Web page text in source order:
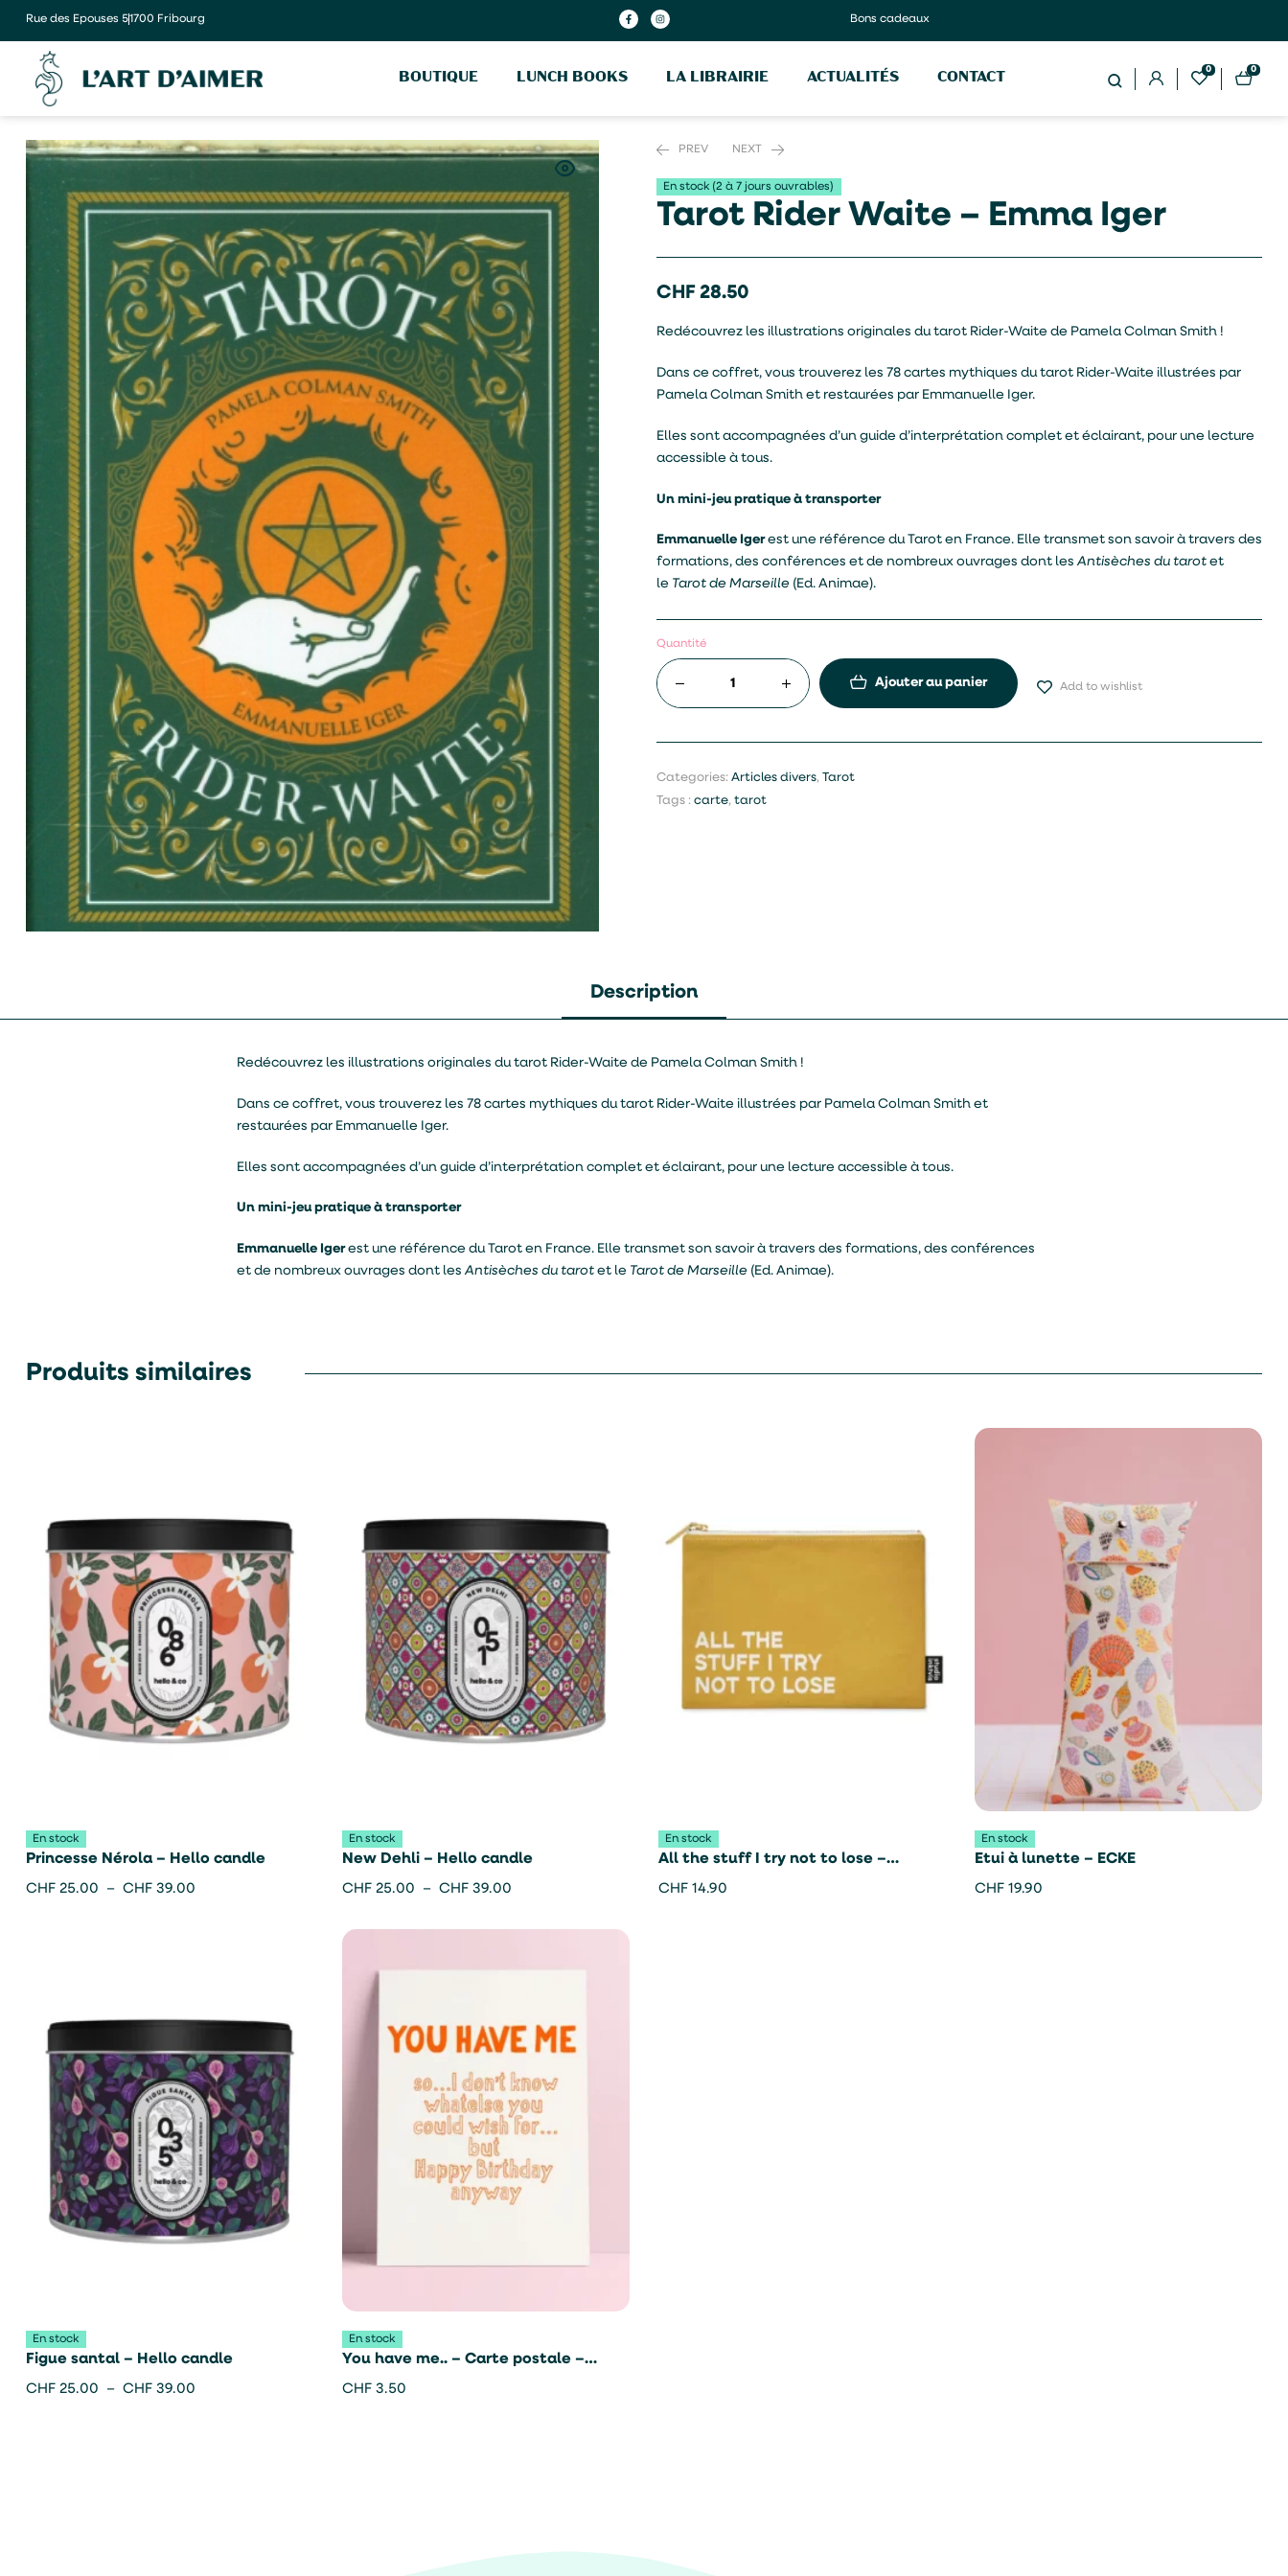
Rue des Epouses 51700 Fribourg Bons cadeaux
BOUTIQUE LUNCH BOOKS LA LIBRAIRIE ACTUALITÉS CONTACT
0 0
PREV NEXT
En stock (2 à 7 jours ouvrables)
Tarot Rider Waite – Emma Iger
CHF 28.50
Redécouvrez les illustrations originales du tarot Rider-Waite de Pamela Colman Smith !
Dans ce coffret, vous trouverez les 78 cartes mythiques du tarot Rider-Waite illustrées par
Pamela Colman Smith et restaurées par Emmanuelle Iger.
Elles sont accompagnées d’un guide d’interprétation complet et éclairant, pour une lecture
accessible à tous.
Un mini-jeu pratique à transporter
Emmanuelle Igerest une référence du Tarot en France. Elle transmet son savoir à travers des
formations, des conférences et de nombreux ouvrages dont lesAntisèches du tarotet
le Tarot de Marseille (Ed. Animae).
Quantité
Ajouter au panier Add to wishlist
Categories: Articles divers, Tarot
Tags : carte, tarot
Description
Redécouvrez les illustrations originales du tarot Rider-Waite de Pamela Colman Smith !
Dans ce coffret, vous trouverez les 78 cartes mythiques du tarot Rider-Waite illustrées par Pamela Colman Smith et
restaurées par Emmanuelle Iger.
Elles sont accompagnées d’un guide d’interprétation complet et éclairant, pour une lecture accessible à tous.
Un mini-jeu pratique à transporter
Emmanuelle Igerest une référence du Tarot en France. Elle transmet son savoir à travers des formations, des conférences
et de nombreux ouvrages dont lesAntisèches du tarot et le Tarot de Marseille (Ed. Animae).
Produits similaires
En stock
Princesse Nérola – Hello candle
CHF 25.00 – CHF 39.00
En stock
New Dehli – Hello candle
CHF 25.00 – CHF 39.00
En stock
All the stuff I try not to lose –
pochette – Studio Inktvis
CHF 14.90
En stock
Etui à lunette – ECKE
CHF 19.90
En stock
Figue santal – Hello candle
CHF 25.00 – CHF 39.00
En stock
You have me.. – Carte postale –
Studio Inktvis
CHF 3.50